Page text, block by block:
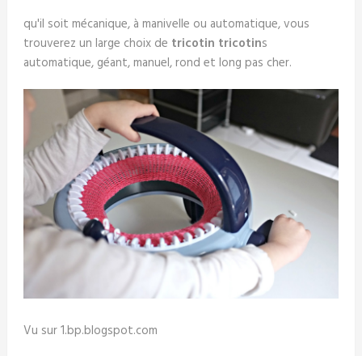
qu'il soit mécanique, à manivelle ou automatique, vous
trouverez un large choix de tricotin tricotins
automatique, géant, manuel, rond et long pas cher.
Vu sur 1.bp.blogspot.com